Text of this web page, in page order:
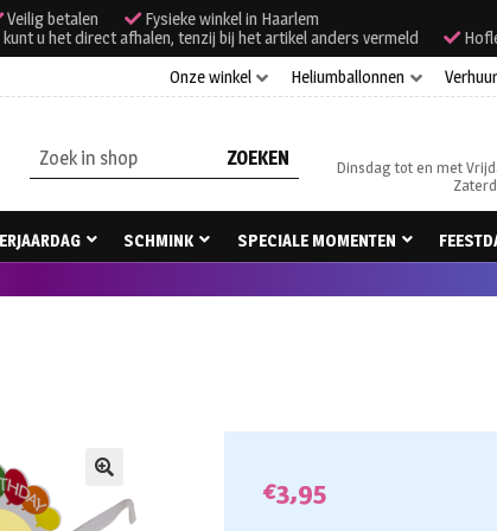
Veilig betalen
Fysieke winkel in Haarlem
u het direct afhalen, tenzij bij het artikel anders vermeld
Onze winkel
Heliumballonnen
Zoeken
naar:
Dinsdag tot en met
SCHMINK SPECIALE MOMENTEN
🔍 €3,95